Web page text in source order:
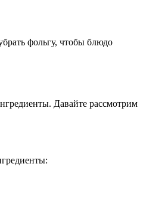
фольгу, чтобы блюдо
Давайте рассмотрим